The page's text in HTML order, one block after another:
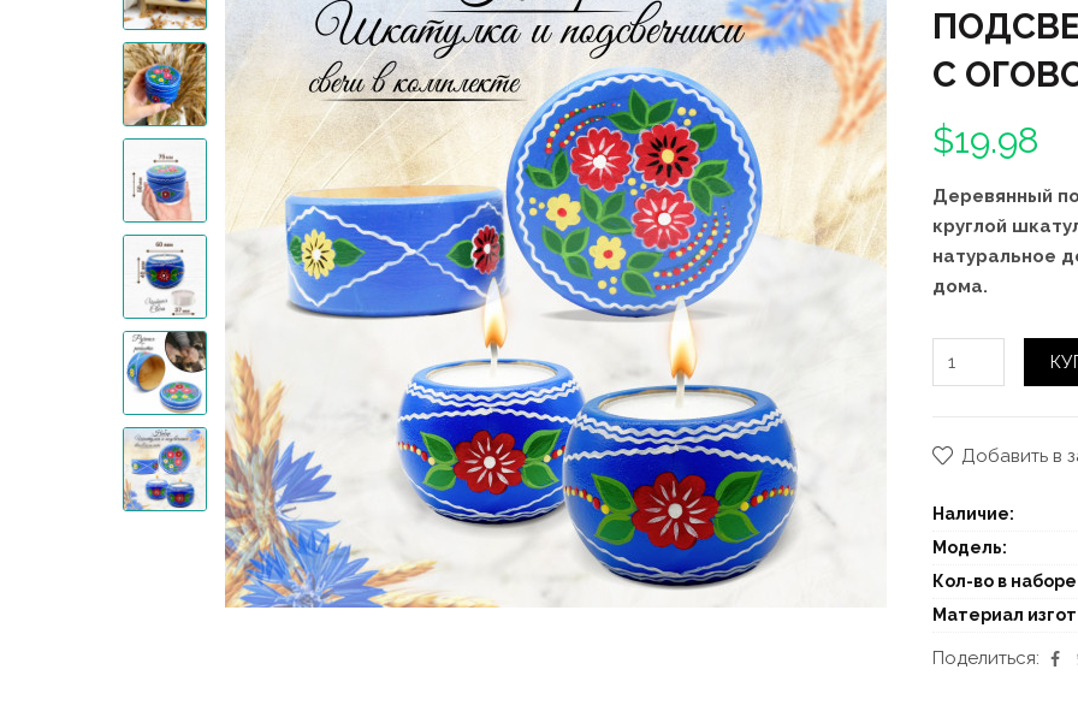
С
$19.98
Деревянный
круглой
натуральное
дома.
Добавить в
Наличие:
Модель:
Кол-во в
Материал
Поделиться: